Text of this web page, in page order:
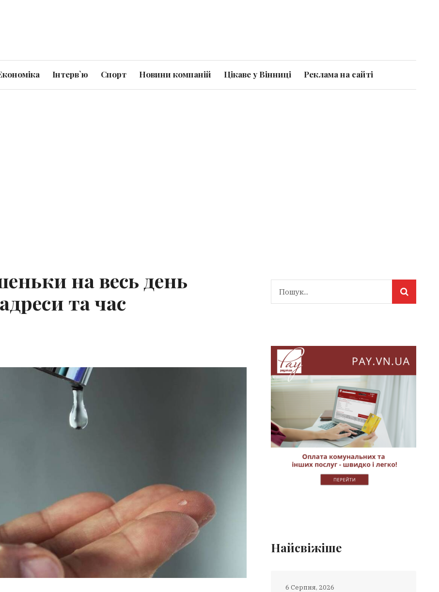
Інтерв`ю Спорт Новини компаній Цікаве у Вінниці Реклама на сайті
на весь день
та час
Найсвіжіше
6 Серпня, 2026